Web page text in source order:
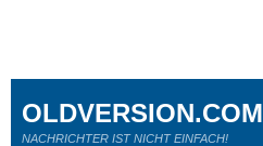
OLDVERSION.COM
NACHRICHTER IST NICHT EINFACH!